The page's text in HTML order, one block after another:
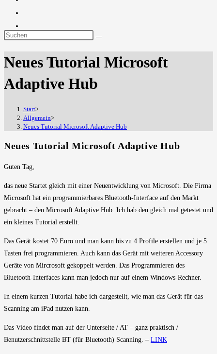
Diese
durchsuchen
Neues Tutorial Microsoft
Adaptive Hub
Start>
Allgemein>
Neues Tutorial Microsoft Adaptive Hub
Neues Tutorial Microsoft Adaptive Hub
Guten Tag,
das neue Startet gleich mit einer Neuentwicklung von Microsoft. Die Firma
Microsoft hat ein programmierbares Bluetooth-Interface auf den Markt
gebracht – den Microsoft Adaptive Hub. Ich hab den gleich mal getestet und
ein kleines Tutorial erstellt.
Das Gerät kostet 70 Euro und man kann bis zu 4 Profile erstellen und je 5
Tasten frei programmieren. Auch kann das Gerät mit weiteren Accessory
Geräte von Mircrosoft gekoppelt werden. Das Programmieren des
Bluetooth-Interfaces kann man jedoch nur auf einem Windows-Rechner.
In einem kurzen Tutorial habe ich dargestellt, wie man das Gerät für das
Scanning am iPad nutzen kann.
Das Video findet man auf der Unterseite / AT – ganz praktisch /
Benutzerschnittstelle BT (für Bluetooth) Scanning. – LINK